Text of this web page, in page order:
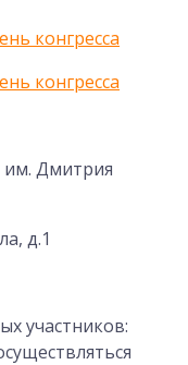
конгресса
конгресса
Дмитрия
д.1
участников: